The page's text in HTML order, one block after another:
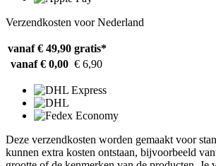
Verzendkosten voor Nederland
vanaf € 49,90 gratis*
vanaf € 0,00 € 6,90
Deze verzendkosten worden gemaakt voor
kunnen extra kosten ontstaan, bijvoorbeeld